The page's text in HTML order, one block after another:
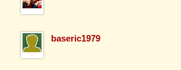
baseric1979